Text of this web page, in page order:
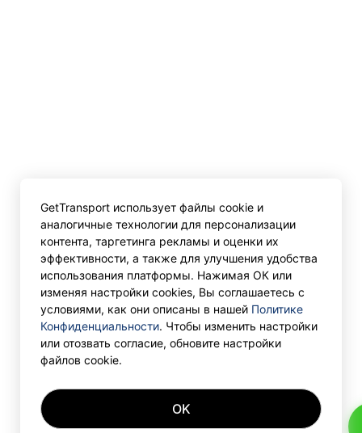
GetTransport использует файлы cookie и
аналогичные технологии для персонализации
контента, таргетинга рекламы и оценки их
эффективности, а также для улучшения удобства
использования платформы. Нажимая ОК или
изменяя настройки cookies, Вы соглашаетесь с
условиями, как они описаны в нашей Политике
Конфиденциальности. Чтобы изменить настройки
или отозвать согласие, обновите настройки
файлов cookie.
OK